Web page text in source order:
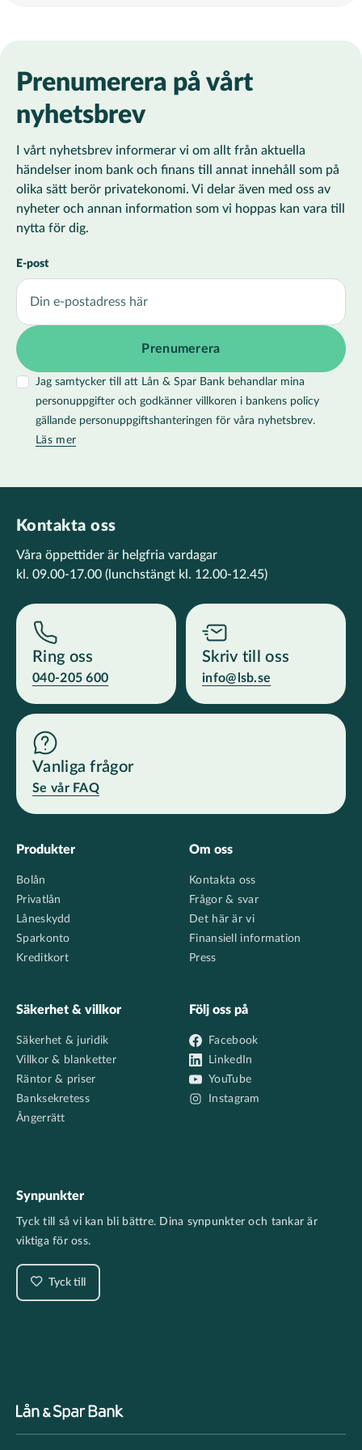
Prenumerera på vårt
nyhetsbrev
I vårt nyhetsbrev informerar vi om allt från aktuella
händelser inom bank och finans till annat innehåll som på
olika sätt berör privatekonomi. Vi delar även med oss av
nyheter och annan information som vi hoppas kan vara till
nytta för dig.
E-post
Jag samtycker till att Lån & Spar Bank behandlar mina
personuppgifter och godkänner villkoren i bankens policy
gällande personuppgiftshanteringen för våra nyhetsbrev.
Läs mer
Kontakta oss
Våra öppettider är helgfria vardagar
kl. 09.00-17.00 (lunchstängt kl. 12.00-12.45)
Ring oss
040-205 600
Skriv till oss
info@lsb.se
Vanliga frågor
Se vår FAQ
Footer
Produkter
Bolån
Privatlån
Låneskydd
Sparkonto
Kreditkort
Om oss
Kontakta oss
Frågor & svar
Det här är vi
Finansiell information
Press
Säkerhet & villkor
Säkerhet & juridik
Villkor & blanketter
Räntor & priser
Banksekretess
Ångerrätt
Följ oss på
Facebook
LinkedIn
YouTube
Instagram
Synpunkter
Tyck till så vi kan bli bättre. Dina synpunkter och tankar är
viktiga för oss.
Tyck till